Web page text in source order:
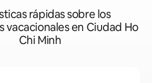
rápidas sobre los
vacacionales en Ciudad Ho
Chi Minh